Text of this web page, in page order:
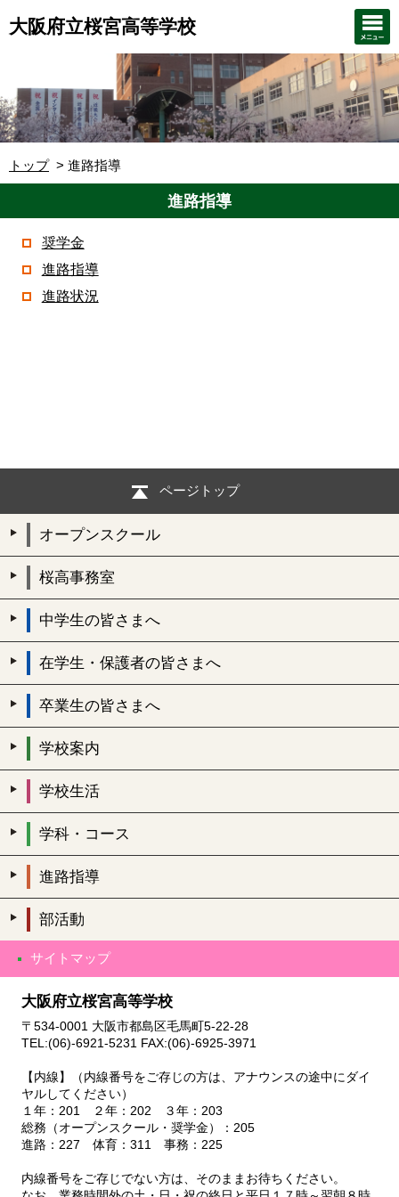
大阪府立桜宮高等学校
トップ 進路指導
進路指導
奨学金
進路指導
進路状況
ページトップ
オープンスクール
桜高事務室
中学生の皆さまへ
在学生・保護者の皆さまへ
卒業生の皆さまへ
学校案内
学校生活
学科・コース
進路指導
部活動
サイトマップ
大阪府立桜宮高等学校
〒534-0001 大阪市都島区毛馬町5-22-28
TEL:(06)-6921-5231 FAX:(06)-6925-3971
【内線】（内線番号をご存じの方は、アナウンスの途中にダイ
ヤルしてください）
１年：201 ２年：202 ３年：203
総務（オープンスクール・奨学金）：205
進路：227 体育：311 事務：225
内線番号をご存じでない方は、そのままお待ちください。